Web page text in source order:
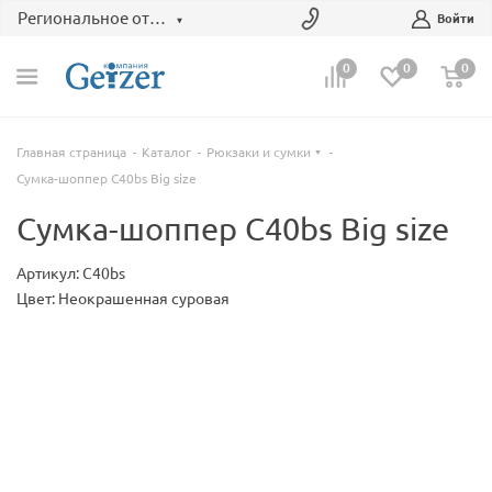
Региональное отделение Войти
0 0 0
Главная страница Каталог
Рюкзаки и сумки
Сумка-шоппер C40bs Big size
Сумка-шоппер C40bs Big size
Артикул: C40bs
Цвет: Неокрашенная суровая